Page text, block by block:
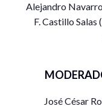
Alejandro
F. Castillo
José César